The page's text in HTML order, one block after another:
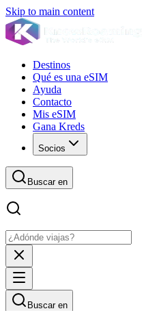
Skip to main content
Destinos
Qué es una eSIM
Ayuda
Contacto
Mis eSIM
Gana Kreds
Socios
Buscar en
Buscar en